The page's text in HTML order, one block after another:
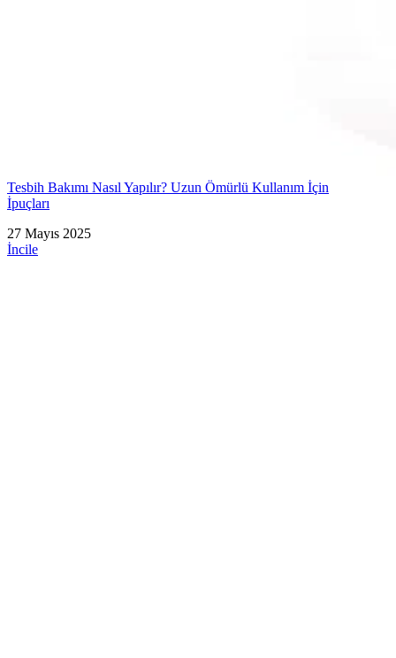
Tesbih Bakımı Nasıl Yapılır? Uzun Ömürlü Kullanım İçin
İpuçları
27 Mayıs 2025
İncile